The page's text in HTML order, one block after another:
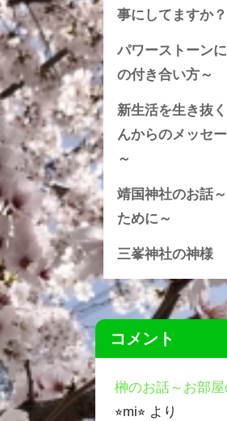
事にしてますか
パワーストーン
の付き合い方～
新生活を生き抜
んからのメッセ
～
靖国神社のお話
ために～
三峯神社の神様
コメント
榊のお話～お部
⭐︎mi⭐︎ より